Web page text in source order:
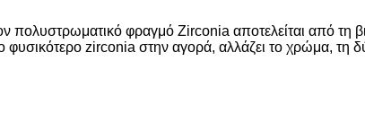
πολυστρωματικό φραγμό Zirconia αποτελείται από τη
φυσικότερο zirconia στην αγορά, αλλάζει το χρώμα,